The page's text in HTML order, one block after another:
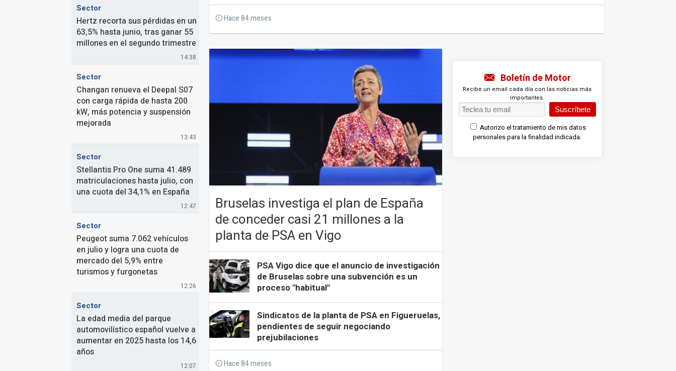
14:38
Sector
Hertz recorta sus pérdidas en un
63,5% hasta junio, tras ganar 55
millones en el segundo trimestre
13:43
Sector
Changan renueva el Deepal S07
con carga rápida de hasta 200
kW, más potencia y suspensión
mejorada
12:47
Sector
Stellantis Pro One suma 41.489
matriculaciones hasta julio, con
una cuota del 34,1% en España
12:26
Sector
Peugeot suma 7.062 vehículos
en julio y logra una cuota de
mercado del 5,9% entre
turismos y furgonetas
12:07
Sector
La edad media del parque
automovilístico español vuelve a
aumentar en 2025 hasta los 14,6
años
Hace 84 meses
Bruselas investiga el plan de España
de conceder casi 21 millones a la
planta de PSA en Vigo
PSA Vigo dice que el anuncio de investigación
de Bruselas sobre una subvención es un
proceso "habitual"
Sindicatos de la planta de PSA en Figueruelas,
pendientes de seguir negociando
prejubilaciones
Hace 84 meses
Boletín de Motor
Recibe un email cada día con las noticias más
importantes.
Suscríbete
Autorizo el tratamiento de mis datos
personales para la finalidad indicada.